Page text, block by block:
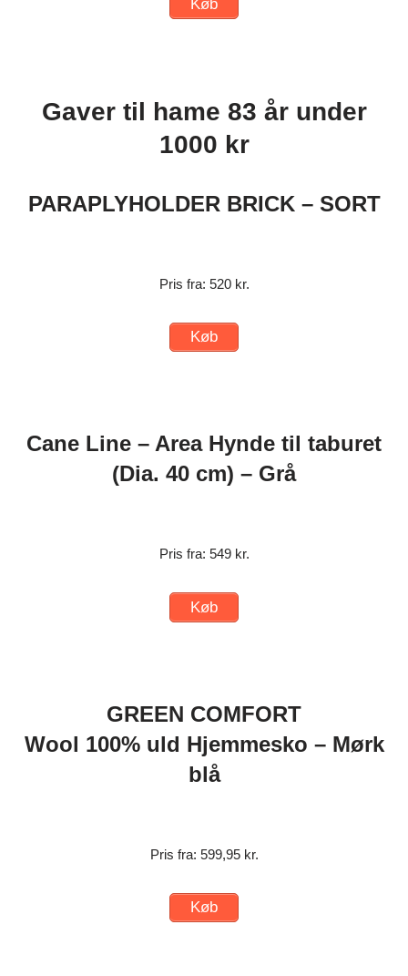
Køb
Gaver til hame 83 år under
1000 kr
PARAPLYHOLDER BRICK – SORT
Pris fra: 520 kr.
Køb
Cane Line – Area Hynde til taburet
(Dia. 40 cm) – Grå
Pris fra: 549 kr.
Køb
GREEN COMFORT
Wool 100% uld Hjemmesko – Mørk
blå
Pris fra: 599,95 kr.
Køb